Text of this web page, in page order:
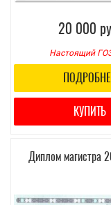
20 000
Настоящий
КУПИТЬ
Диплом магистра